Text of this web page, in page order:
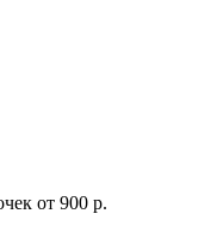
от 900 р.